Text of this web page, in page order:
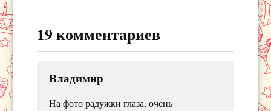
19 комментариев
Владимир
На фото радужки глаза, очень